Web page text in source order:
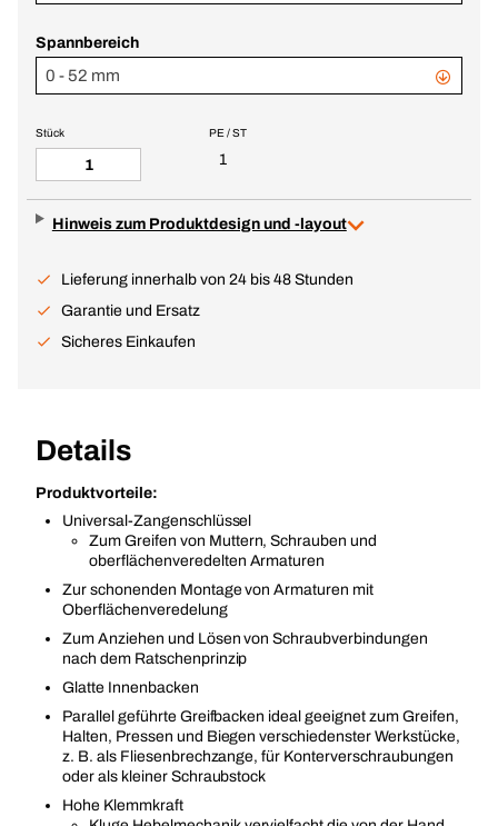
Spannbereich
0 - 52 mm
PE / ST
1
Stück
Hinweis zum Produktdesign und -layout
Lieferung innerhalb von 24 bis 48 Stunden
Garantie und Ersatz
Sicheres Einkaufen
Details
Produktvorteile:
Universal-Zangenschlüssel
Zum Greifen von Muttern, Schrauben und
oberflächenveredelten Armaturen
Zur schonenden Montage von Armaturen mit
Oberflächenveredelung
Zum Anziehen und Lösen von Schraubverbindungen
nach dem Ratschenprinzip
Glatte Innenbacken
Parallel geführte Greifbacken ideal geeignet zum Greifen,
Halten, Pressen und Biegen verschiedenster Werkstücke,
z. B. als Fliesenbrechzange, für Konterverschraubungen
oder als kleiner Schraubstock
Hohe Klemmkraft